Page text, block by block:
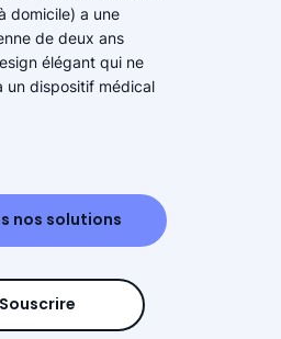
domicile) a une
de deux ans
élégant qui ne
un dispositif médical
nos solutions
Souscrire